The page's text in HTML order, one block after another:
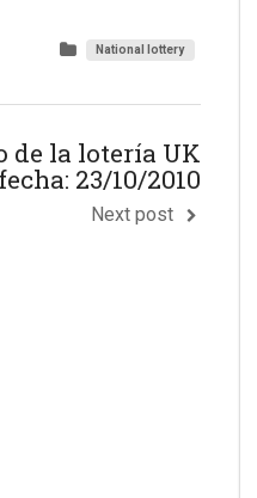
National lottery
de la lotería UK
23/10/2010
Next post